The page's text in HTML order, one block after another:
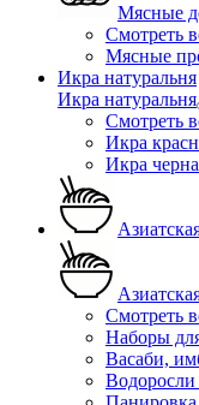
Мясные
Смотреть
Мясные
Икра натуральня
Икра натуральня
Смотреть
Икра
Икра
Смотреть
Наборы
Васаби,
Водоросли